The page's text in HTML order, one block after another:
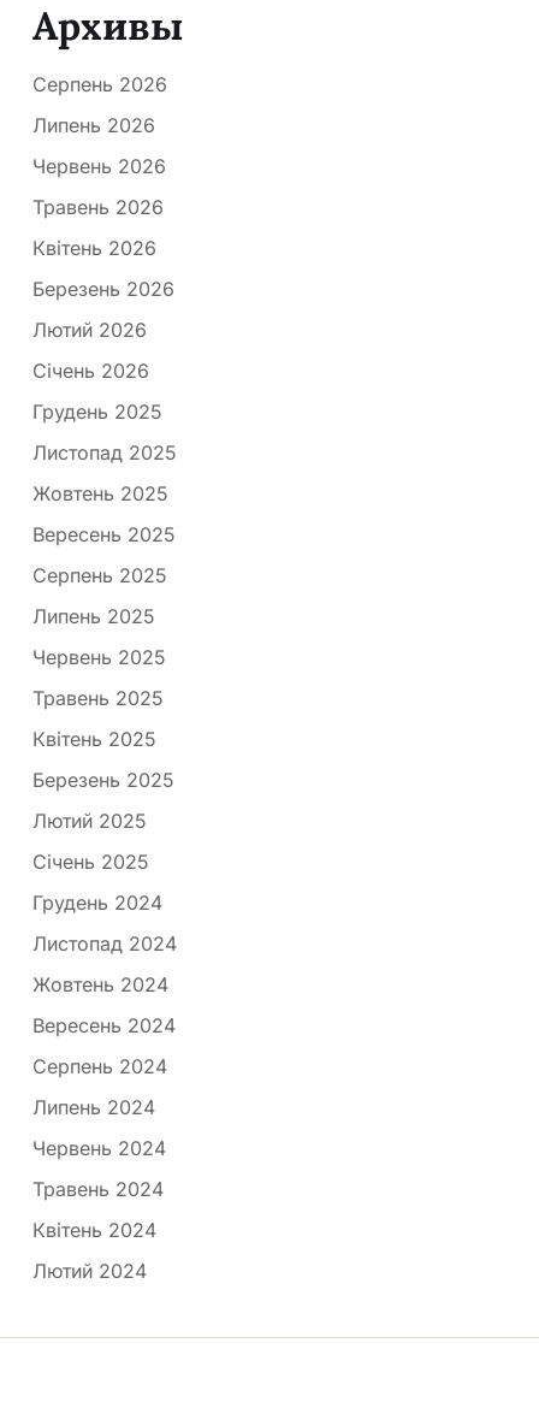
Архивы
Серпень 2026
Липень 2026
Червень 2026
Травень 2026
Квітень 2026
Березень 2026
Лютий 2026
Січень 2026
Грудень 2025
Листопад 2025
Жовтень 2025
Вересень 2025
Серпень 2025
Липень 2025
Червень 2025
Травень 2025
Квітень 2025
Березень 2025
Лютий 2025
Січень 2025
Грудень 2024
Листопад 2024
Жовтень 2024
Вересень 2024
Серпень 2024
Липень 2024
Червень 2024
Травень 2024
Квітень 2024
Лютий 2024